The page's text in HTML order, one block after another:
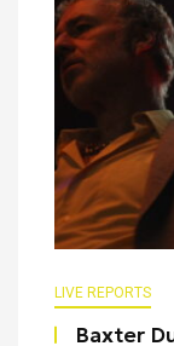
LIVE REPORTS
Baxter